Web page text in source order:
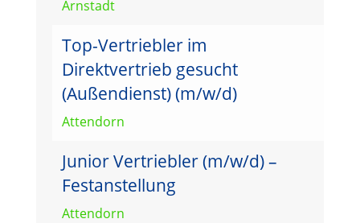
Arnstadt
Top-Vertriebler im
Direktvertrieb gesucht
(Außendienst) (m/w/d)
Attendorn
Junior Vertriebler (m/w/d) –
Festanstellung
Attendorn